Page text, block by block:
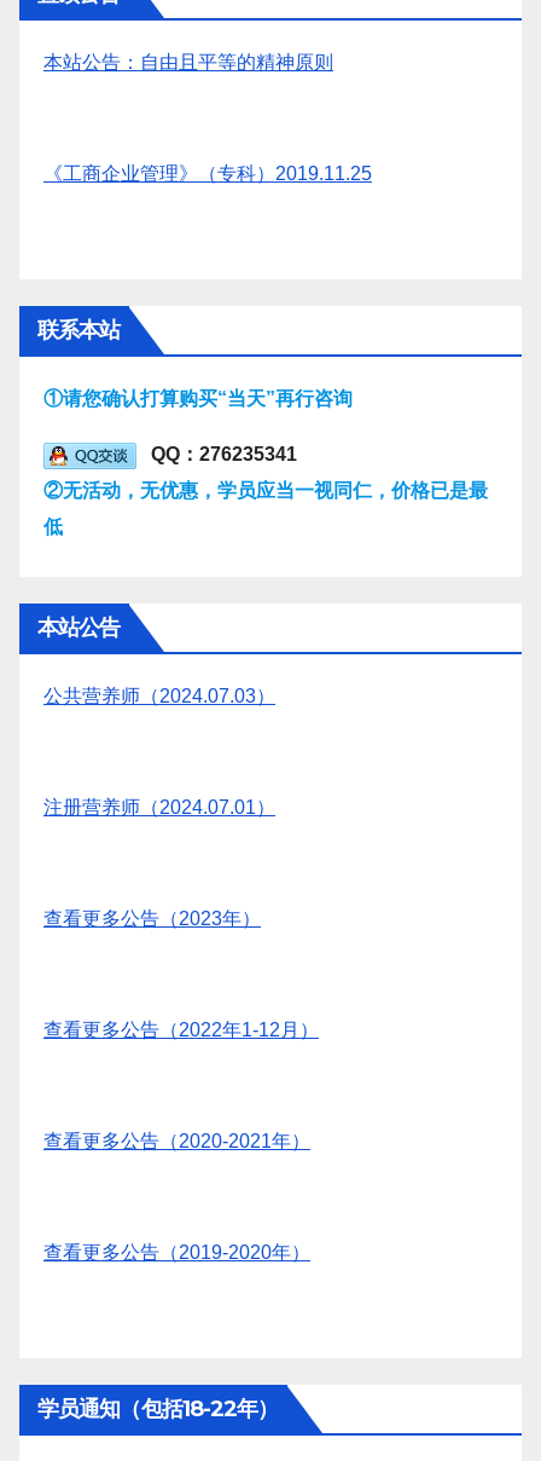
本站公告：自由且平等的精神原则
《工商企业管理》（专科）2019.11.25
联系本站
①请您确认打算购买“当天”再行咨询
QQ：276235341
②无活动，无优惠，学员应当一视同仁，价格已是最
低
本站公告
公共营养师（2024.07.03）
注册营养师（2024.07.01）
查看更多公告（2023年）
查看更多公告（2022年1-12月）
查看更多公告（2020-2021年）
查看更多公告（2019-2020年）
学员通知（包括18-22年）